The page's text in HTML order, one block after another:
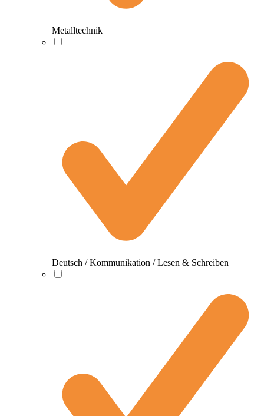
Metalltechnik
Deutsch / Kommunikation / Lesen & Schreiben